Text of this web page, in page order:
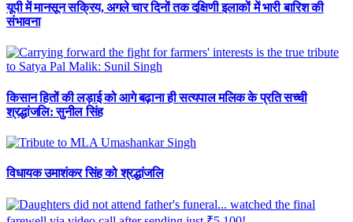
यूपी में मानसून सक्रिय, अगले चार दिनों तक दक्षिणी इलाकों में भारी बारिश की
संभावना
किसान हितों की लड़ाई को आगे बढ़ाना ही सत्यपाल मलिक के प्रति सच्ची
श्रद्धांजलि: सुनील सिंह
विधायक उमाशंकर सिंह को श्रद्धांजलि